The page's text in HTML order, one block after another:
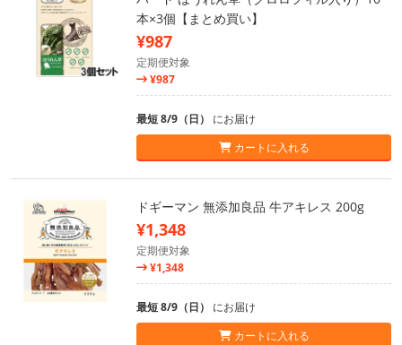
本×3個【まとめ買い】
¥987
定期便対象
¥987
最短 8/9（日） にお届け
カートに入れる
ドギーマン 無添加良品 牛アキレス 200g
¥1,348
定期便対象
¥1,348
最短 8/9（日） にお届け
カートに入れる